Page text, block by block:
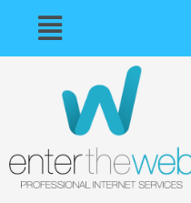
Μετάβαση
περιεχόμενο
Flyout